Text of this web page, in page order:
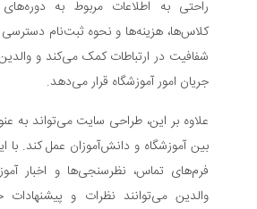
راحتی به اطلاعات مربوط به دوره‌های
کلاس‌ها، هزینه‌ها و نحوه ثبت‌نام دسترسی
شفافیت در ارتباطات کمک می‌کند و والدین و
جریان امور آموزشگاه قرار می‌دهد.
علاوه بر این، طراحی سایت می‌تواند به
بین آموزشگاه و دانش‌آموزان عمل کند. با
فرم‌های تماس، نظرسنجی‌ها و اخبار
والدین می‌توانند نظرات و پیشنهادات